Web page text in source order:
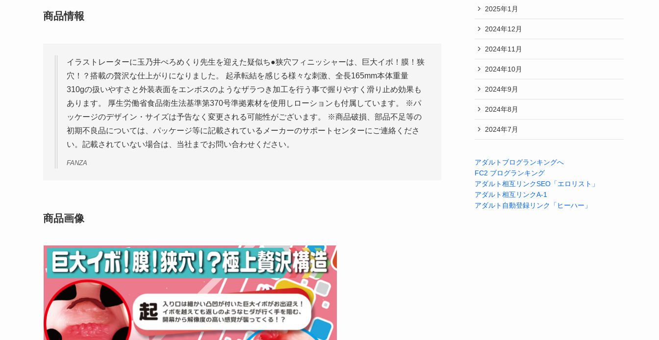
商品情報
イラストレーターに玉乃井ぺろめくり先生を迎えた疑似ち●狭穴フィニッシャーは、巨大イボ！膜！狭
穴！？搭載の贅沢な仕上がりになりました。 起承転結を感じる様々な刺激、全長165mm本体重量
310gの扱いやすさと外装表面をエンボスのようなザラつき加工を行う事で握りやすく滑り止め効果も
あります。 厚生労働省食品衛生法基準第370号準拠素材を使用しローションも付属しています。 ※パ
ッケージのデザイン・サイズは予告なく変更される可能性がございます。 ※商品破損、部品不足等の
初期不良品については、パッケージ等に記載されているメーカーのサポートセンターにご連絡くださ
い。記載されていない場合は、当社までお問い合わせください。
FANZA
商品画像
2025年1月
2024年12月
2024年11月
2024年10月
2024年9月
2024年8月
2024年7月
アダルトブログランキングへ
FC2 ブログランキング
アダルト相互リンクSEO「エロリスト」
アダルト相互リンクA-1
アダルト自動登録リンク「ヒーハー」